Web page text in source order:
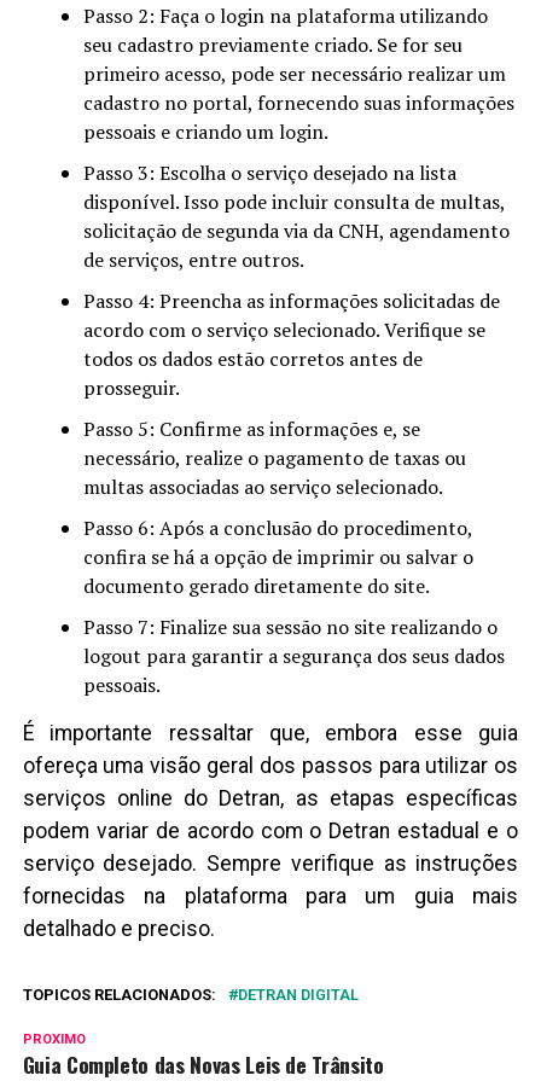
Passo 2: Faça o login na plataforma utilizando
seu cadastro previamente criado. Se for seu
primeiro acesso, pode ser necessário realizar um
cadastro no portal, fornecendo suas informações
pessoais e criando um login.
Passo 3: Escolha o serviço desejado na lista
disponível. Isso pode incluir consulta de multas,
solicitação de segunda via da CNH, agendamento
de serviços, entre outros.
Passo 4: Preencha as informações solicitadas de
acordo com o serviço selecionado. Verifique se
todos os dados estão corretos antes de
prosseguir.
Passo 5: Confirme as informações e, se
necessário, realize o pagamento de taxas ou
multas associadas ao serviço selecionado.
Passo 6: Após a conclusão do procedimento,
confira se há a opção de imprimir ou salvar o
documento gerado diretamente do site.
Passo 7: Finalize sua sessão no site realizando o
logout para garantir a segurança dos seus dados
pessoais.
É importante ressaltar que, embora esse guia
ofereça uma visão geral dos passos para utilizar os
serviços online do Detran, as etapas específicas
podem variar de acordo com o Detran estadual e o
serviço desejado. Sempre verifique as instruções
fornecidas na plataforma para um guia mais
detalhado e preciso.
TOPICOS RELACIONADOS: DETRAN DIGITAL
PROXIMO
Guia Completo das Novas Leis de Trânsito